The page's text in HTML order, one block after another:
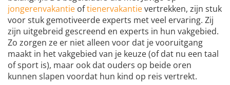
jongerenvakantie oftienervakantievertrekken, zijn stuk
voor stuk gemotiveerde experts met veel ervaring. Zij
zijn uitgebreid gescreend en experts in hun vakgebied.
Zo zorgen ze er niet alleen voor dat je vooruitgang
maakt in het vakgebied van je keuze (of dat nu een taal
of sport is), maar ook dat ouders op beide oren
kunnen slapen voordat hun kind op reis vertrekt.